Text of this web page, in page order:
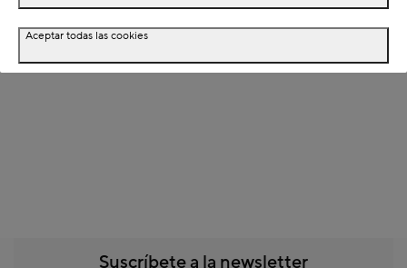
Suscríbete a la newsletter
Aceptar todas las cookies